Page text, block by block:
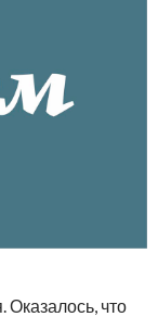
Оказалось, что